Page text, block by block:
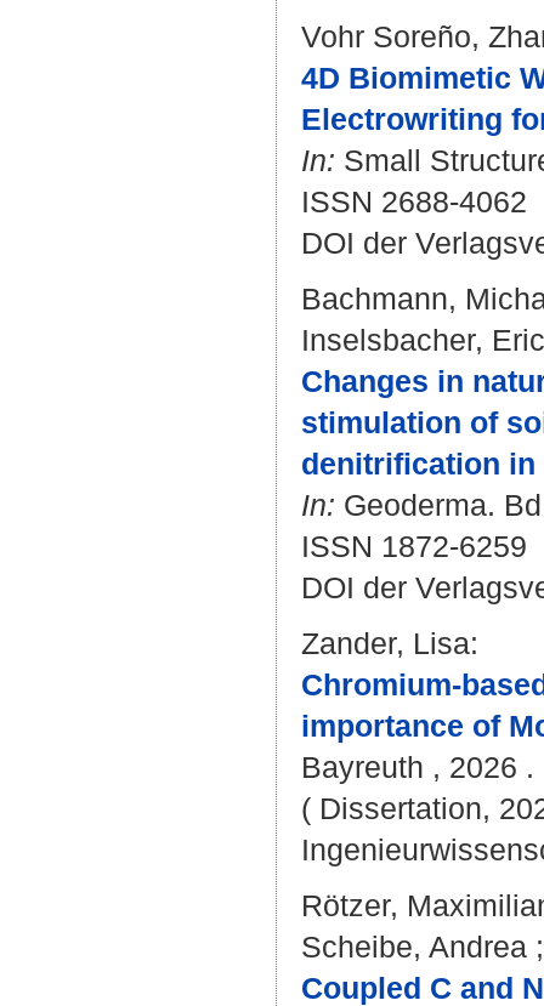
Vohr Soreño,
4D Biomimetic
Electrowriting
In: Small
ISSN 2688-4062
DOI der
Bachmann,
Inselsbacher,
Changes in
stimulation of
denitrification in
In: Geoderma.
ISSN 1872-6259
DOI der
Zander, Lisa:
Chromium-
importance of
Bayreuth , 2026
( Dissertation,
Rötzer,
Scheibe, Andrea
Coupled C and